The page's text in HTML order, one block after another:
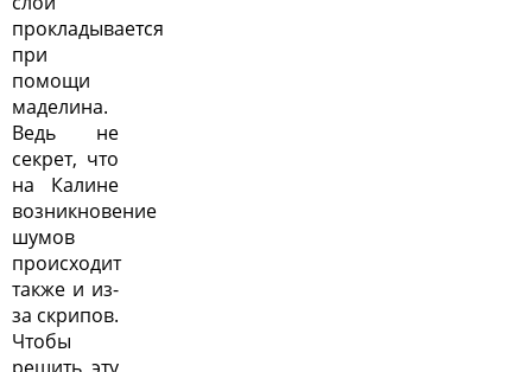
прокладывается
при
помощи
маделина.
Ведь не
секрет, что
на Калине
возникновение
шумов
происходит
также и из-
за скрипов.
Чтобы